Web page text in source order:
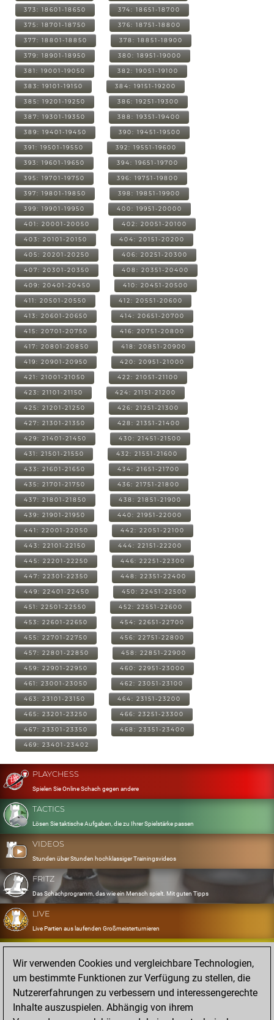
373: 18601-18650 374: 18651-18700
375: 18701-18750 376: 18751-18800
377: 18801-18850 378: 18851-18900
379: 18901-18950 380: 18951-19000
381: 19001-19050 382: 19051-19100
383: 19101-19150 384: 19151-19200
385: 19201-19250 386: 19251-19300
387: 19301-19350 388: 19351-19400
389: 19401-19450 390: 19451-19500
391: 19501-19550 392: 19551-19600
393: 19601-19650 394: 19651-19700
395: 19701-19750 396: 19751-19800
397: 19801-19850 398: 19851-19900
399: 19901-19950 400: 19951-20000
401: 20001-20050 402: 20051-20100
403: 20101-20150 404: 20151-20200
405: 20201-20250 406: 20251-20300
407: 20301-20350 408: 20351-20400
409: 20401-20450 410: 20451-20500
411: 20501-20550 412: 20551-20600
413: 20601-20650 414: 20651-20700
415: 20701-20750 416: 20751-20800
417: 20801-20850 418: 20851-20900
419: 20901-20950 420: 20951-21000
421: 21001-21050 422: 21051-21100
423: 21101-21150 424: 21151-21200
425: 21201-21250 426: 21251-21300
427: 21301-21350 428: 21351-21400
429: 21401-21450 430: 21451-21500
431: 21501-21550 432: 21551-21600
433: 21601-21650 434: 21651-21700
435: 21701-21750 436: 21751-21800
437: 21801-21850 438: 21851-21900
439: 21901-21950 440: 21951-22000
441: 22001-22050 442: 22051-22100
443: 22101-22150 444: 22151-22200
445: 22201-22250 446: 22251-22300
447: 22301-22350 448: 22351-22400
449: 22401-22450 450: 22451-22500
451: 22501-22550 452: 22551-22600
453: 22601-22650 454: 22651-22700
455: 22701-22750 456: 22751-22800
457: 22801-22850 458: 22851-22900
459: 22901-22950 460: 22951-23000
461: 23001-23050 462: 23051-23100
463: 23101-23150 464: 23151-23200
465: 23201-23250 466: 23251-23300
467: 23301-23350 468: 23351-23400
469: 23401-23402
PLAYCHESS
Spielen Sie Online Schach gegen andere
TACTICS
Lösen Sie taktische Aufgaben, die zu Ihrer Spielstärke passen
VIDEOS
Stunden über Stunden hochklassiger Trainingsvideos
FRITZ
Das Schachprogramm, das wie ein Mensch spielt. Mit guten Tipps
LIVE
Live Partien aus laufenden Großmeisterturnieren
OPENINGS
Erfassen und Üben Sie Ihr Eröffnungsrepertoire
DATABASE
Acht Millionen starke Partien
Wir verwenden Cookies und vergleichbare Technologien,
um bestimmte Funktionen zur Verfügung zu stellen, die
Nutzererfahrungen zu verbessern und interessengerechte
Inhalte auszuspielen. Abhängig von ihrem